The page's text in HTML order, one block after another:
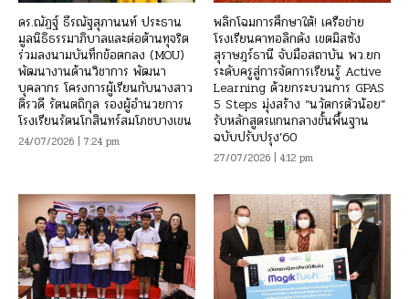
ดร.ณัฏฐ์ ธีรณัฐสุภานนท์ ประธาน
มูลนิธิธรรมาภิบาลและต่อต้านทุจริต
ร่วมลงนามบันทึกข้อตกลง (MOU)
พัฒนางานด้านวิชาการ พัฒนา
บุคลากร โครงการผู้เรียนกับนางสาว
ติรวดี รัตนตถิกุล รองผู้อำนวยการ
โรงเรียนรัตนโกสินทร์สมโภชบางเขน
24/07/2026 | 7:24 pm
พลิกโฉมการศึกษาใต้! เครือข่าย
โรงเรียนคาทอลิกดัง เขตมิสซัง
สุราษฎร์ธานี จับมือสถาบัน พว.ยก
ระดับครูสู่การจัดการเรียนรู้ Active
Learning ด้วยกระบวนการ GPAS
5 Steps มุ่งสร้าง “นวัตกรตัวน้อย”
รับหลักสูตรแกนกลางขั้นพื้นฐาน
ฉบับปรับปรุง’60
27/07/2026 | 4:12 pm